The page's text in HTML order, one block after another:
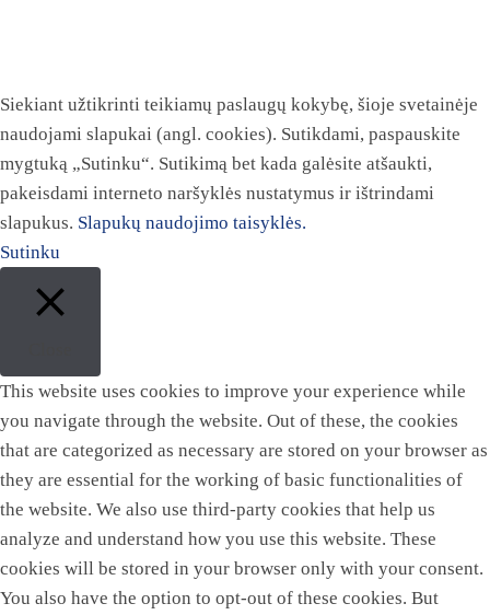
Siekiant užtikrinti teikiamų paslaugų kokybę, šioje svetainėje
naudojami slapukai (angl. cookies). Sutikdami, paspauskite
mygtuką „Sutinku“. Sutikimą bet kada galėsite atšaukti,
pakeisdami interneto naršyklės nustatymus ir ištrindami
slapukus. Slapukų naudojimo taisyklės.
Sutinku
This website uses cookies to improve your experience while
you navigate through the website. Out of these, the cookies
that are categorized as necessary are stored on your browser as
they are essential for the working of basic functionalities of
the website. We also use third-party cookies that help us
analyze and understand how you use this website. These
cookies will be stored in your browser only with your consent.
You also have the option to opt-out of these cookies. But